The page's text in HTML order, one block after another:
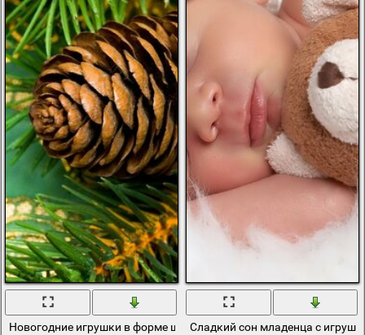
Новогодние игрушки в форме шишкиСладкий сон младенца с